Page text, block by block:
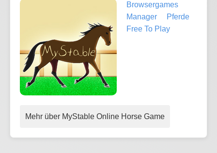
Browsergames
Manager
Pferde
Free To Play
Mehr über MyStable Online Horse Game